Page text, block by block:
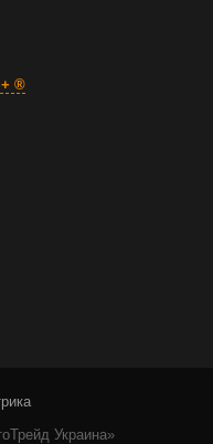
®
Украина»